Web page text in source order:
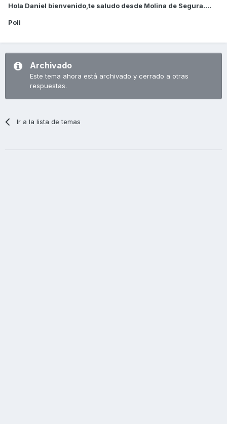
Hola Daniel bienvenido,te saludo desde Molina de Segura....
Poli
Archivado
Este tema ahora está archivado y cerrado a otras
respuestas.
Ir a la lista de temas